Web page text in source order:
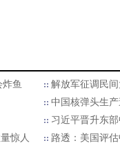
鱼
解放军征调民
中国核弹头生
习近平晋升东
惊人
路透：美国评